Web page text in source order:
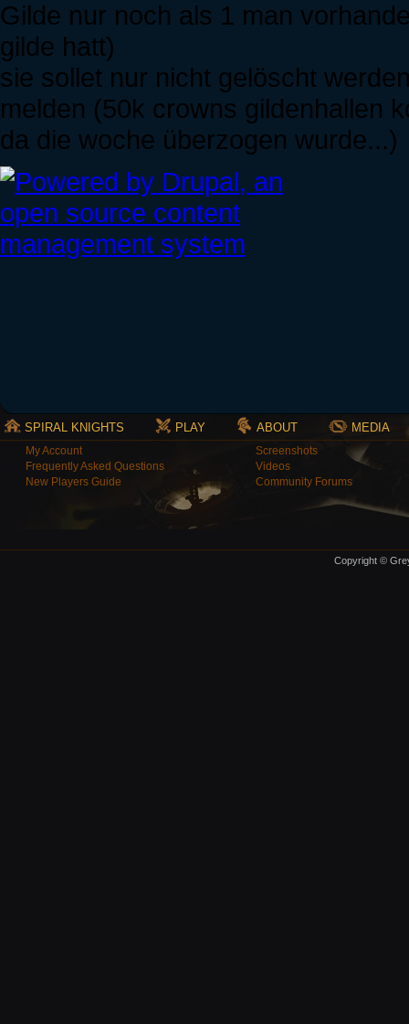
Gilde nur noch als 1 man
gilde hatt)
sie sollet nur nicht gelöscht
melden (50k crowns gildenhallen
da die woche überzogen wurde...)
SPIRAL KNIGHTS PLAY ABOUT MEDIA
My Account
Frequently Asked Questions
New Players Guide
Screenshots
Videos
Community Forums
Copyright ©